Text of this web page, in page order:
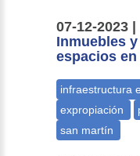
07-12-2023 |
Inmuebles
espacios